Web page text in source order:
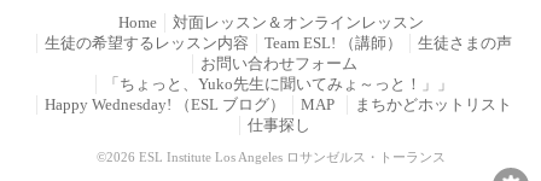
Home
対面レッスン＆オンラインレッスン
生徒の希望するレッスン内容
Team ESL! （講師）
生徒さまの声
お問い合わせフォーム
「ちょっと、Yuko先生に聞いてみょ～っと！」」
Happy Wednesday! （ESL ブログ）
MAP
まちかどホットリスト
仕事探し
©2026 ESL Institute Los Angeles ロサンゼルス・トーランス